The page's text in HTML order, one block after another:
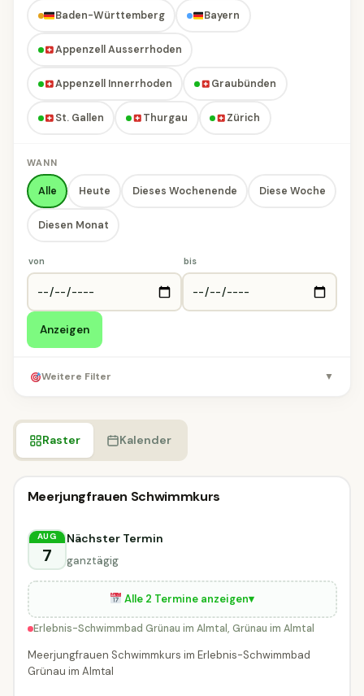
Baden-Württemberg Bayern
Appenzell Ausserrhoden
Appenzell Innerrhoden Graubünden
St. Gallen Thurgau Zürich
WANN
Alle Heute Dieses Wochenende Diese Woche
Diesen Monat
von bis
Anzeigen
Weitere Filter ▼
Raster Kalender
Kinderworkshop
Kinderworkshop
Meerjungfrauen Schwimmkurs
AUG
7
Nächster Termin
ganztägig
Alle 2 Termine anzeigen▾
Erlebnis-Schwimmbad Grünau im Almtal, Grünau im Almtal
Meerjungfrauen Schwimmkurs im Erlebnis-Schwimmbad
Grünau im Almtal